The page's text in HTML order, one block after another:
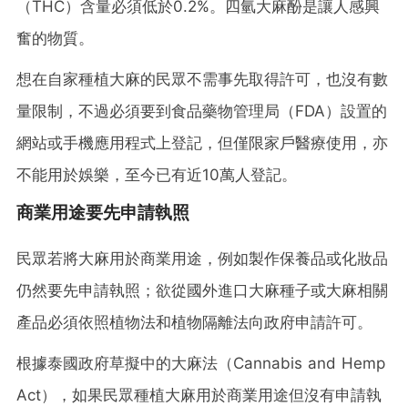
（THC）含量必須低於0.2%。四氫大麻酚是讓人感興
奮的物質。
想在自家種植大麻的民眾不需事先取得許可，也沒有數
量限制，不過必須要到食品藥物管理局（FDA）設置的
網站或手機應用程式上登記，但僅限家戶醫療使用，亦
不能用於娛樂，至今已有近10萬人登記。
商業用途要先申請執照
民眾若將大麻用於商業用途，例如製作保養品或化妝品
仍然要先申請執照；欲從國外進口大麻種子或大麻相關
產品必須依照植物法和植物隔離法向政府申請許可。
根據泰國政府草擬中的大麻法（Cannabis and Hemp
Act），如果民眾種植大麻用於商業用途但沒有申請執